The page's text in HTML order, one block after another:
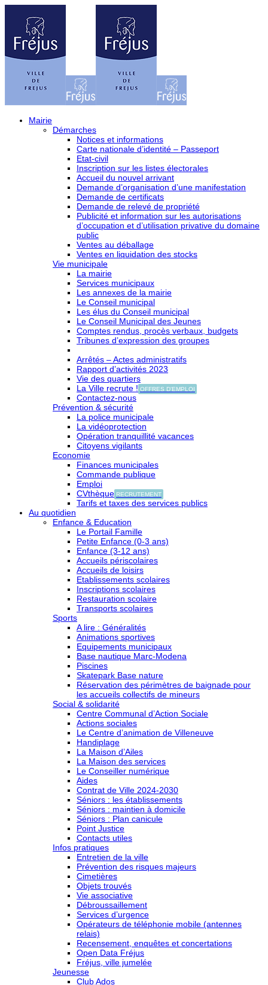
Mairie
Démarches
Notices et informations
Carte nationale d’identité – Passeport
Etat-civil
Inscription sur les listes électorales
Accueil du nouvel arrivant
Demande d’organisation d’une manifestation
Demande de certificats
Demande de relevé de propriété
Publicité et information sur les autorisations
d’occupation et d’utilisation privative du domaine
public
Ventes au déballage
Ventes en liquidation des stocks
Vie municipale
La mairie
Services municipaux
Les annexes de la mairie
Le Conseil municipal
Les élus du Conseil municipal
Le Conseil Municipal des Jeunes
Comptes rendus, procès verbaux, budgets
Tribunes d’expression des groupes
Arrêtés – Actes administratifs
Rapport d’activités 2023
Vie des quartiers
La Ville recrute ! OFFRES D'EMPLOI
Contactez-nous
Prévention & sécurité
La police municipale
La vidéoprotection
Opération tranquillité vacances
Citoyens vigilants
Economie
Finances municipales
Commande publique
Emploi
CVthèque RECRUTEMENT
Tarifs et taxes des services publics
Au quotidien
Enfance & Education
Le Portail Famille
Petite Enfance (0-3 ans)
Enfance (3-12 ans)
Accueils périscolaires
Accueils de loisirs
Etablissements scolaires
Inscriptions scolaires
Restauration scolaire
Transports scolaires
Sports
A lire : Généralités
Animations sportives
Equipements municipaux
Base nautique Marc-Modena
Piscines
Skatepark Base nature
Réservation des périmètres de baignade pour
les accueils collectifs de mineurs
Social & solidarité
Centre Communal d’Action Sociale
Actions sociales
Le Centre d’animation de Villeneuve
Handiplage
La Maison d’Ailes
La Maison des services
Le Conseiller numérique
Aides
Contrat de Ville 2024-2030
Séniors : les établissements
Séniors : maintien à domicile
Séniors : Plan canicule
Point Justice
Contacts utiles
Infos pratiques
Entretien de la ville
Prévention des risques majeurs
Cimetières
Objets trouvés
Vie associative
Débroussaillement
Services d’urgence
Opérateurs de téléphonie mobile (antennes
relais)
Recensement, enquêtes et concertations
Open Data Fréjus
Fréjus, ville jumelée
Jeunesse
Club Ados